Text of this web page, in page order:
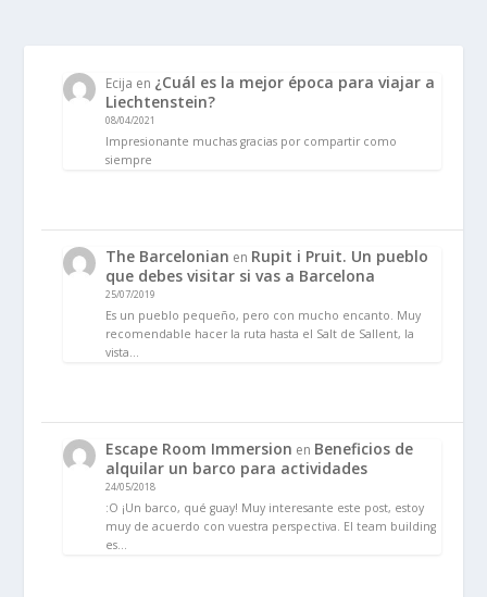
Ecija en ¿Cuál es la mejor época para viajar a
Liechtenstein?
08/04/2021
Impresionante muchas gracias por compartir como
siempre
The Barcelonian en Rupit i Pruit. Un pueblo
que debes visitar si vas a Barcelona
25/07/2019
Es un pueblo pequeño, pero con mucho encanto. Muy
recomendable hacer la ruta hasta el Salt de Sallent, la
vista…
Escape Room Immersion en Beneficios de
alquilar un barco para actividades
24/05/2018
:O ¡Un barco, qué guay! Muy interesante este post, estoy
muy de acuerdo con vuestra perspectiva. El team building
es…